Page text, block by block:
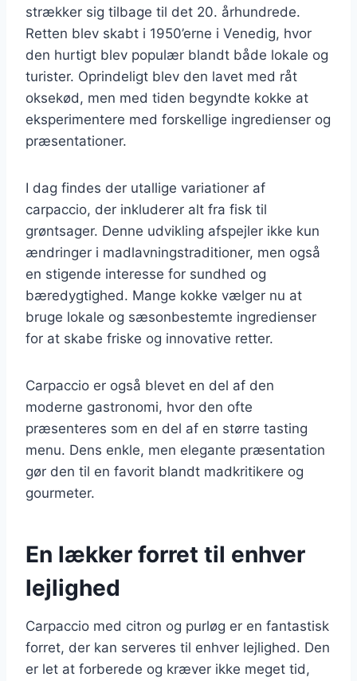
strækker sig tilbage til det 20. århundrede.
Retten blev skabt i 1950’erne i Venedig, hvor
den hurtigt blev populær blandt både lokale og
turister. Oprindeligt blev den lavet med råt
oksekød, men med tiden begyndte kokke at
eksperimentere med forskellige ingredienser og
præsentationer.
I dag findes der utallige variationer af
carpaccio, der inkluderer alt fra fisk til
grøntsager. Denne udvikling afspejler ikke kun
ændringer i madlavningstraditioner, men også
en stigende interesse for sundhed og
bæredygtighed. Mange kokke vælger nu at
bruge lokale og sæsonbestemte ingredienser
for at skabe friske og innovative retter.
Carpaccio er også blevet en del af den
moderne gastronomi, hvor den ofte
præsenteres som en del af en større tasting
menu. Dens enkle, men elegante præsentation
gør den til en favorit blandt madkritikere og
gourmeter.
En lækker forret til enhver
lejlighed
Carpaccio med citron og purløg er en fantastisk
forret, der kan serveres til enhver lejlighed. Den
er let at forberede og kræver ikke meget tid,